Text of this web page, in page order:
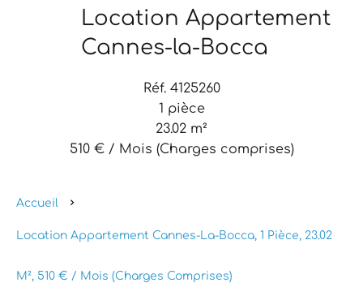
Location Appartement
Cannes-la-Bocca
Réf. 4125260
1 pièce
23.02 m²
510 € / Mois (Charges comprises)
Accueil
Location Appartement Cannes-La-Bocca, 1 Pièce, 23.02
M², 510 € / Mois (Charges Comprises)